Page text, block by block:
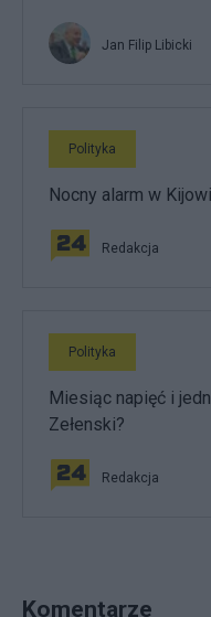
Jan Filip Libicki
Polityka
Nocny alarm w
Redakcja
Polityka
Miesiąc napięć i
Zełenski?
Redakcja
Komentarze